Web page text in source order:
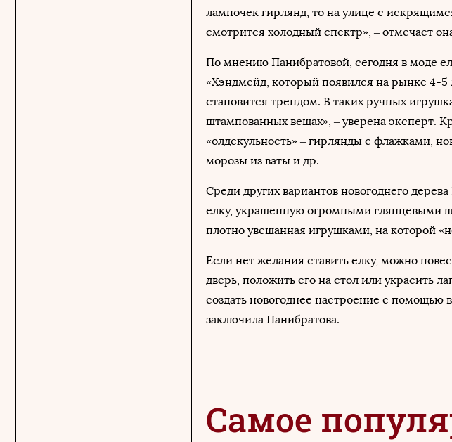
лампочек гирлянд, то на улице с
смотрится холодный спектр», – отмечает
По мнению Панибратовой, сегодня в моде
«Хэндмейд, который появился на рынке 4-5
становится трендом. В таких ручных
штампованных вещах», – уверена эксперт.
«олдскульность» – гирлянды с флажками,
морозы из ваты и др.
Среди других вариантов новогоднего
елку, украшенную огромными глянцевыми
плотно увешанная игрушками, на которой
Если нет желания ставить елку, можно
дверь, положить его на стол или украсить
создать новогоднее настроение с помощью
заключила Панибратова.
Самое